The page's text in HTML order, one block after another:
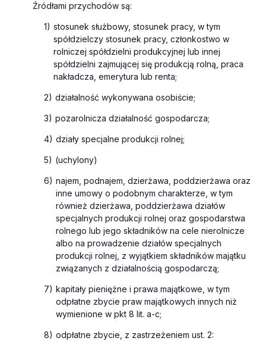
Źródłami przychodów są:
1) stosunek służbowy, stosunek pracy, w tym
spółdzielczy stosunek pracy, członkostwo w
rolniczej spółdzielni produkcyjnej lub innej
spółdzielni zajmującej się produkcją rolną, praca
nakładcza, emerytura lub renta;
2) działalność wykonywana osobiście;
3) pozarolnicza działalność gospodarcza;
4) działy specjalne produkcji rolnej;
5) (uchylony)
6) najem, podnajem, dzierżawa, poddzierżawa oraz
inne umowy o podobnym charakterze, w tym
również dzierżawa, poddzierżawa działów
specjalnych produkcji rolnej oraz gospodarstwa
rolnego lub jego składników na cele nierolnicze
albo na prowadzenie działów specjalnych
produkcji rolnej, z wyjątkiem składników majątku
związanych z działalnością gospodarczą;
7) kapitały pieniężne i prawa majątkowe, w tym
odpłatne zbycie praw majątkowych innych niż
wymienione w pkt 8 lit. a-c;
8) odpłatne zbycie, z zastrzeżeniem ust. 2: